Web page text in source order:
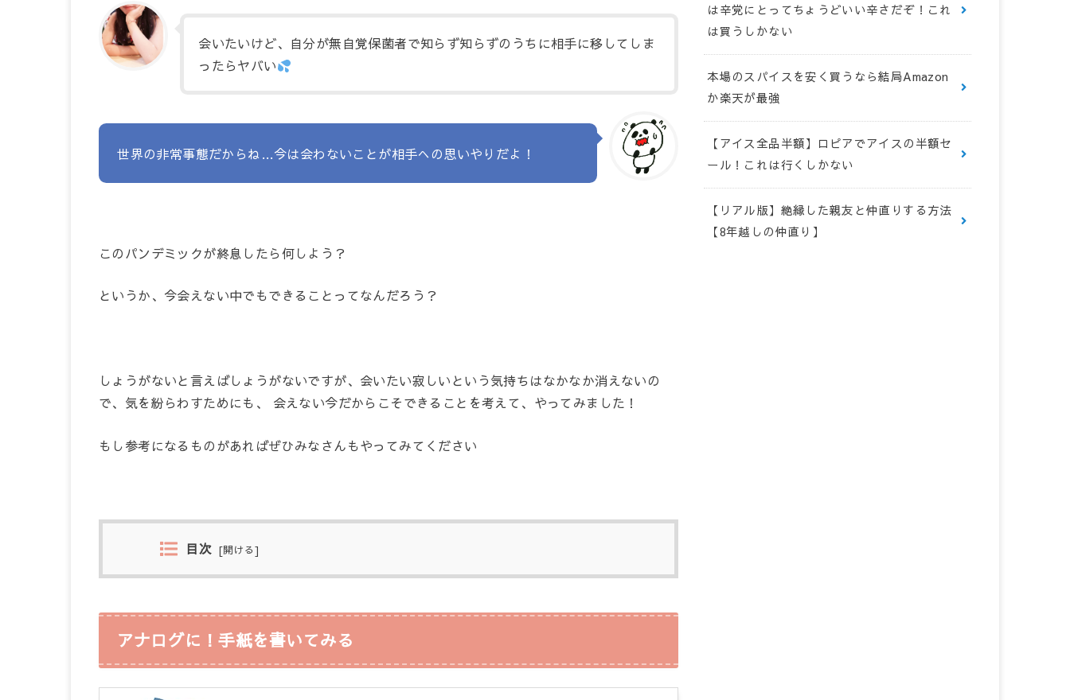
会いたいけど、自分が無自覚保菌者で知らず知らずのうちに相手に移してしま
ったらヤバい
世界の非常事態だからね…今は会わないことが相手への思いやりだよ！
このパンデミックが終息したら何しよう？
というか、今会えない中でもできることってなんだろう？
しょうがないと言えばしょうがないですが、会いたい寂しいという気持ちはなかなか消えないの
で、気を紛らわすためにも、 会えない今だからこそできることを考えて、やってみました！
もし参考になるものがあればぜひみなさんもやってみてください
目次 [開ける]
アナログに！手紙を書いてみる
は辛党にとってちょうどいい辛さだぞ！これ
は買うしかない
本場のスパイスを安く買うなら結局Amazon
か楽天が最強
【アイス全品半額】ロピアでアイスの半額セ
ール！これは行くしかない
【リアル版】絶縁した親友と仲直りする方法
【8年越しの仲直り】